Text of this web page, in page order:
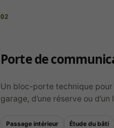
02
Porte de
Un bloc-porte technique pour
garage, d’une réserve ou
Passage intérieur Étude du bâti